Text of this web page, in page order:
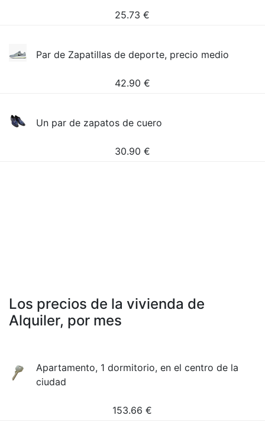
25.73 €
Par de Zapatillas de deporte, precio medio
42.90 €
Un par de zapatos de cuero
30.90 €
Los precios de la vivienda de
Alquiler, por mes
Apartamento, 1 dormitorio, en el centro de la
ciudad
153.66 €